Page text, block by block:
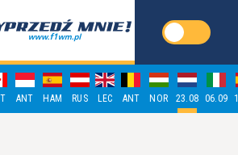
ANT HAM RUS LEC ANT NOR 23.08 06.09